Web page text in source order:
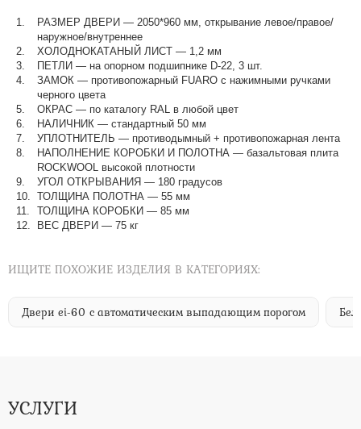
РАЗМЕР ДВЕРИ — 2050*960 мм, открывание левое/правое/
наружное/внутреннее
ХОЛОДНОКАТАНЫЙ ЛИСТ — 1,2 мм
ПЕТЛИ — на опорном подшипнике D-22, 3 шт.
ЗАМОК — противопожарный FUARO с нажимными ручками
черного цвета
ОКРАС — по каталогу RAL в любой цвет​​​​​​​
НАЛИЧНИК — стандартный 50 мм
УПЛОТНИТЕЛЬ — противодымный + противопожарная лента
НАПОЛНЕНИЕ КОРОБКИ И ПОЛОТНА — базальтовая плита
ROCKWOOL высокой плотности
УГОЛ ОТКРЫВАНИЯ — 180 градусов
ТОЛЩИНА ПОЛОТНА — 55 мм
ТОЛЩИНА КОРОБКИ — 85 мм
ВЕС ДВЕРИ — 75 кг
ИЩИТЕ ПОХОЖИЕ ИЗДЕЛИЯ В КАТЕГОРИЯХ:
Двери ei-60 с автоматическим выпадающим порогом
УСЛУГИ